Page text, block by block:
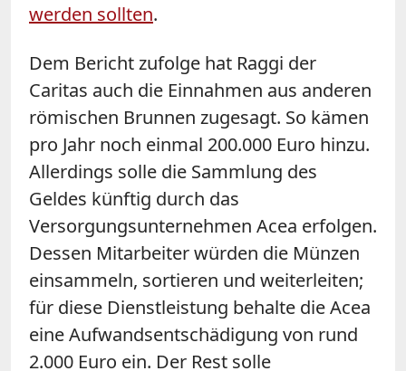
werden sollten.
Dem Bericht zufolge hat Raggi der
Caritas auch die Einnahmen aus anderen
römischen Brunnen zugesagt. So kämen
pro Jahr noch einmal 200.000 Euro hinzu.
Allerdings solle die Sammlung des
Geldes künftig durch das
Versorgungsunternehmen Acea erfolgen.
Dessen Mitarbeiter würden die Münzen
einsammeln, sortieren und weiterleiten;
für diese Dienstleistung behalte die Acea
eine Aufwandsentschädigung von rund
2.000 Euro ein. Der Rest solle